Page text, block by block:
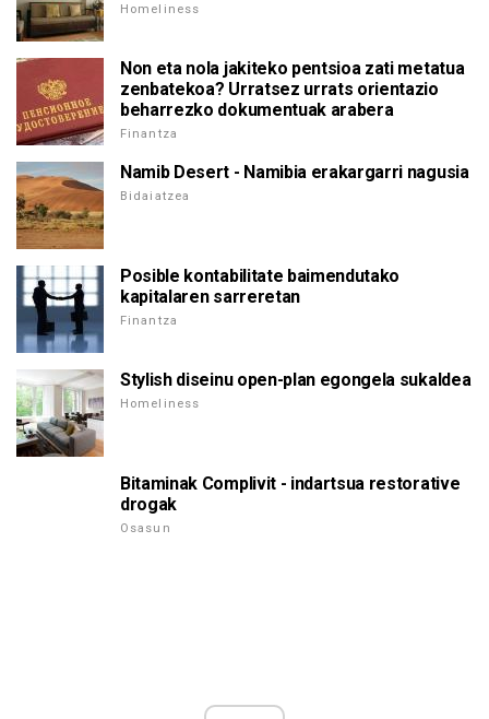
Homeliness
Non eta nola jakiteko pentsioa zati metatua
zenbatekoa? Urratsez urrats orientazio
beharrezko dokumentuak arabera
Finantza
Namib Desert - Namibia erakargarri nagusia
Bidaiatzea
Posible kontabilitate baimendutako
kapitalaren sarreretan
Finantza
Stylish diseinu open-plan egongela sukaldea
Homeliness
Bitaminak Complivit - indartsua restorative
drogak
Osasun